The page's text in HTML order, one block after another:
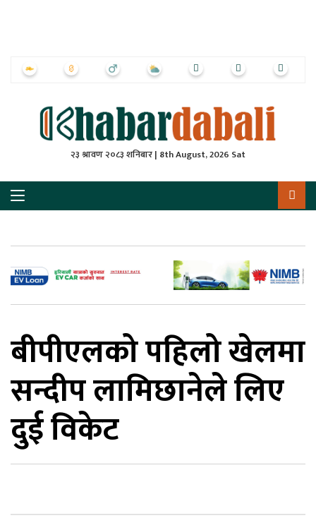
२३ श्रावण २०८३ शनिबार | 8th August, 2026 Sat
बीपीएलको पहिलो खेलमा
सन्दीप लामिछानेले लिए
दुई विकेट